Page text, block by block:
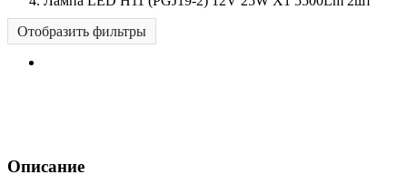
Отобразить фильтры
Описание